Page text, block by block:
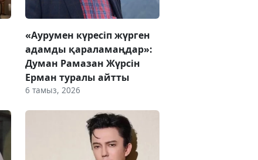
«Аурумен күресіп жүрген
адамды қараламаңдар»:
Думан Рамазан Жүрсін
Ерман туралы айтты
6 тамыз, 2026